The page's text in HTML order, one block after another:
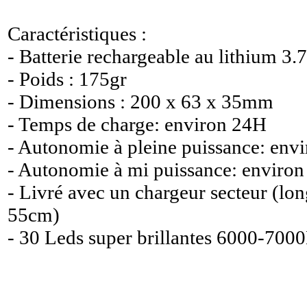
Caractéristiques :
- Batterie rechargeable au lithium
- Poids : 175gr
- Dimensions : 200 x 63 x 35mm
- Temps de charge: environ 24H
- Autonomie à pleine puissance:
- Autonomie à mi puissance:
- Livré avec un chargeur secteur
55cm)
- 30 Leds super brillantes 6000-